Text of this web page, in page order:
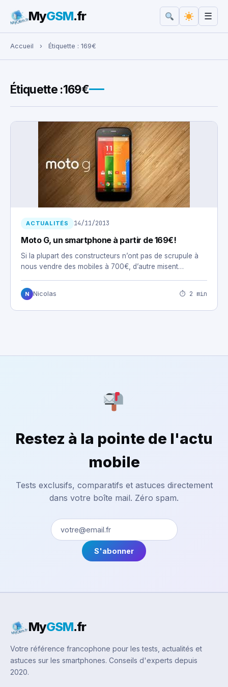
Rechercher :
MyGSM.fr ☰
Accueil › Étiquette : 169€
Étiquette :169€
ACTUALITÉS 14/11/2013
Moto G, un smartphone à partir de 169€!
Si la plupart des constructeurs n’ont pas de scrupule à
nous vendre des mobiles à 700€, d’autre misent…
N Nicolas ⏱ 2 min
Restez à la pointe de l'actu
mobile
Tests exclusifs, comparatifs et astuces directement
dans votre boîte mail. Zéro spam.
S'abonner
MyGSM.fr
Votre référence francophone pour les tests, actualités et
astuces sur les smartphones. Conseils d'experts depuis
2020.